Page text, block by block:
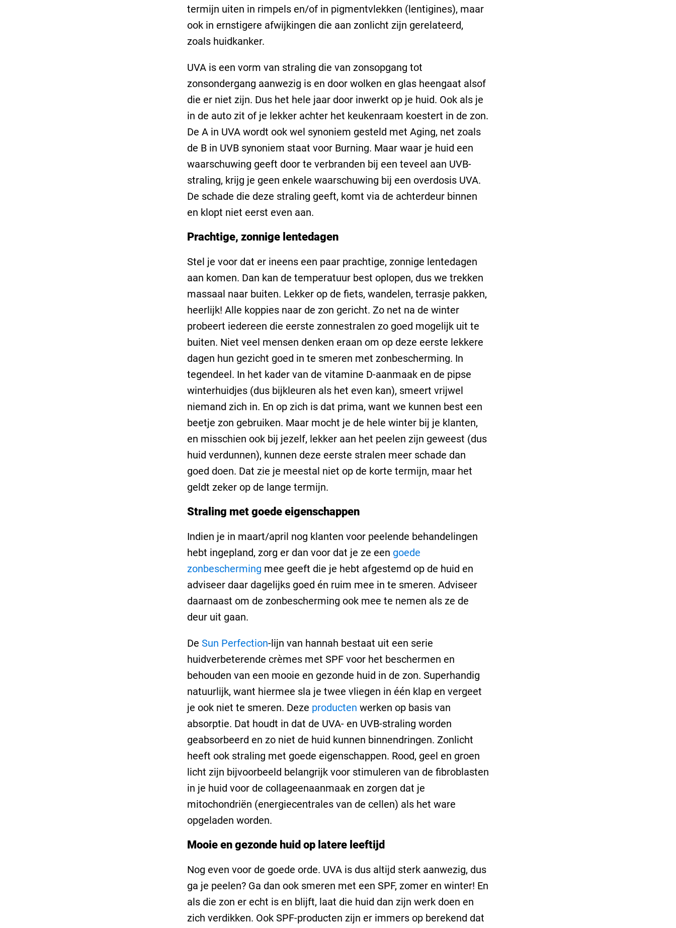
termijn uiten in rimpels en/of in pigmentvlekken (lentigines), maar
ook in ernstigere afwijkingen die aan zonlicht zijn gerelateerd,
zoals huidkanker.
UVA is een vorm van straling die van zonsopgang tot
zonsondergang aanwezig is en door wolken en glas heengaat alsof
die er niet zijn. Dus het hele jaar door inwerkt op je huid. Ook als je
in de auto zit of je lekker achter het keukenraam koestert in de zon.
De A in UVA wordt ook wel synoniem gesteld met Aging, net zoals
de B in UVB synoniem staat voor Burning. Maar waar je huid een
waarschuwing geeft door te verbranden bij een teveel aan UVB-
straling, krijg je geen enkele waarschuwing bij een overdosis UVA.
De schade die deze straling geeft, komt via de achterdeur binnen
en klopt niet eerst even aan.
Prachtige, zonnige lentedagen
Stel je voor dat er ineens een paar prachtige, zonnige lentedagen
aan komen. Dan kan de temperatuur best oplopen, dus we trekken
massaal naar buiten. Lekker op de fiets, wandelen, terrasje pakken,
heerlijk! Alle koppies naar de zon gericht. Zo net na de winter
probeert iedereen die eerste zonnestralen zo goed mogelijk uit te
buiten. Niet veel mensen denken eraan om op deze eerste lekkere
dagen hun gezicht goed in te smeren met zonbescherming. In
tegendeel. In het kader van de vitamine D-aanmaak en de pipse
winterhuidjes (dus bijkleuren als het even kan), smeert vrijwel
niemand zich in. En op zich is dat prima, want we kunnen best een
beetje zon gebruiken. Maar mocht je de hele winter bij je klanten,
en misschien ook bij jezelf, lekker aan het peelen zijn geweest (dus
huid verdunnen), kunnen deze eerste stralen meer schade dan
goed doen. Dat zie je meestal niet op de korte termijn, maar het
geldt zeker op de lange termijn.
Straling met goede eigenschappen
Indien je in maart/april nog klanten voor peelende behandelingen
hebt ingepland, zorg er dan voor dat je ze een goede
zonbescherming mee geeft die je hebt afgestemd op de huid en
adviseer daar dagelijks goed én ruim mee in te smeren. Adviseer
daarnaast om de zonbescherming ook mee te nemen als ze de
deur uit gaan.
De Sun Perfection-lijn van hannah bestaat uit een serie
huidverbeterende crèmes met SPF voor het beschermen en
behouden van een mooie en gezonde huid in de zon. Superhandig
natuurlijk, want hiermee sla je twee vliegen in één klap en vergeet
je ook niet te smeren. Deze producten werken op basis van
absorptie. Dat houdt in dat de UVA- en UVB-straling worden
geabsorbeerd en zo niet de huid kunnen binnendringen. Zonlicht
heeft ook straling met goede eigenschappen. Rood, geel en groen
licht zijn bijvoorbeeld belangrijk voor stimuleren van de fibroblasten
in je huid voor de collageenaanmaak en zorgen dat je
mitochondriën (energiecentrales van de cellen) als het ware
opgeladen worden.
Mooie en gezonde huid op latere leeftijd
Nog even voor de goede orde. UVA is dus altijd sterk aanwezig, dus
ga je peelen? Ga dan ook smeren met een SPF, zomer en winter! En
als die zon er echt is en blijft, laat die huid dan zijn werk doen en
zich verdikken. Ook SPF-producten zijn er immers op berekend dat